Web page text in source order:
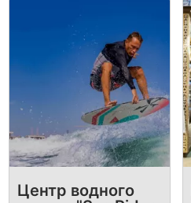
Центр водного